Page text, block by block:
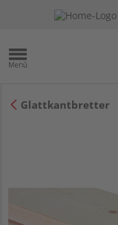
Glattkantbretter